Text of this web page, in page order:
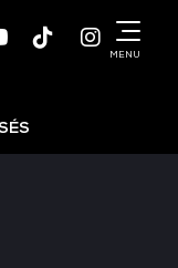
YoutubeTikTok
MENU